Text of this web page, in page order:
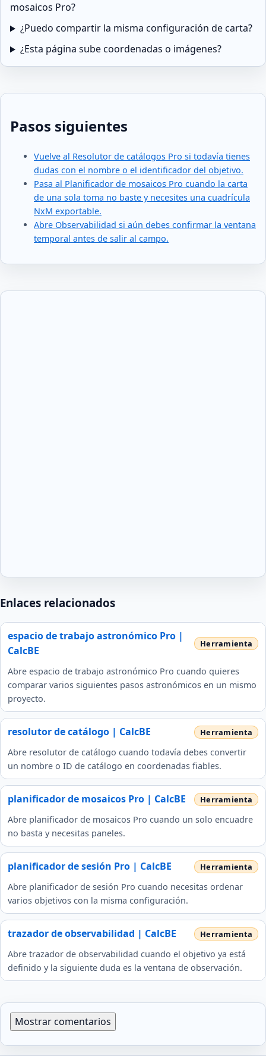
mosaicos Pro?
¿Puedo compartir la misma configuración de carta?
¿Esta página sube coordenadas o imágenes?
Pasos siguientes
Vuelve al Resolutor de catálogos Pro si todavía tienes
dudas con el nombre o el identificador del objetivo.
Pasa al Planificador de mosaicos Pro cuando la carta
de una sola toma no baste y necesites una cuadrícula
NxM exportable.
Abre Observabilidad si aún debes confirmar la ventana
temporal antes de salir al campo.
Enlaces relacionados
espacio de trabajo astronómico Pro |
CalcBE
Abre espacio de trabajo astronómico Pro cuando quieres
comparar varios siguientes pasos astronómicos en un mismo
proyecto.
resolutor de catálogo | CalcBE
Abre resolutor de catálogo cuando todavía debes convertir
un nombre o ID de catálogo en coordenadas fiables.
planificador de mosaicos Pro | CalcBE
Abre planificador de mosaicos Pro cuando un solo encuadre
no basta y necesitas paneles.
planificador de sesión Pro | CalcBE
Abre planificador de sesión Pro cuando necesitas ordenar
varios objetivos con la misma configuración.
trazador de observabilidad | CalcBE
Abre trazador de observabilidad cuando el objetivo ya está
definido y la siguiente duda es la ventana de observación.
Mostrar comentarios